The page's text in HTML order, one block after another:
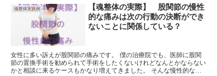
魂整体実践例
【魂整体の実際】 股関節の慢性
的な痛みは次の行動の決断ができ
ないことに関係している？
女性に多い訴えが股関節の痛みです。 僕の治療院でも、医師に股関
節の置換手術を勧められて手術をしたくないけれどなんとかならない
かと相談に来るケースもかなり増えてきました。 そんな慢性的な股